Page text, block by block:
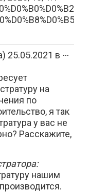
25.05.2021 в
на
по
я так
у вас не
Расскажите,
нашим
...